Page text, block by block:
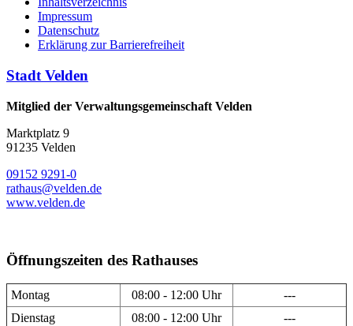
Impressum
Datenschutz
Erklärung zur Barrierefreiheit
Stadt Velden
Mitglied der Verwaltungsgemeinschaft Velden
Marktplatz 9
91235 Velden
09152 9291-0
rathaus@velden.de
www.velden.de
Öffnungszeiten des Rathauses
Montag 08:00 - 12:00 Uhr
---
Dienstag
08:00 - 12:00 Uhr ---